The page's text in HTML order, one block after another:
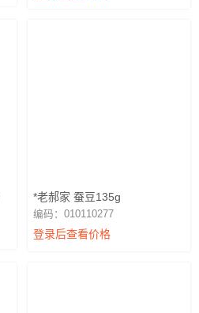
*老郝家 蚕豆135g
编码：010110277
登录后查看价格